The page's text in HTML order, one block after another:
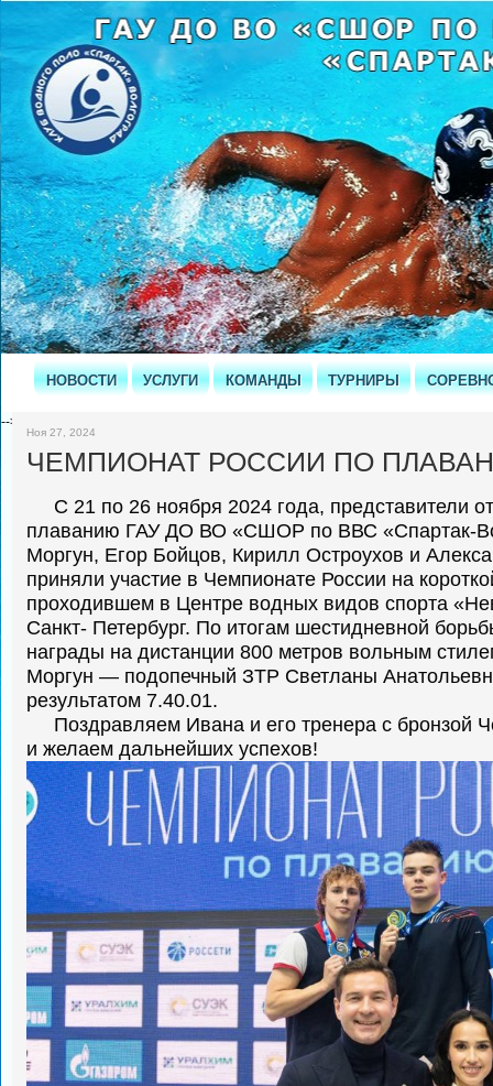
НОВОСТИ УСЛУГИ КОМАНДЫ ТУРНИРЫ
-->
Ноя 27, 2024
ЧЕМПИОНАТ РОССИИ ПО
С 21 по 26 ноября 2024 года, представители
плаванию ГАУ ДО ВО «СШОР по ВВС «Спартак-
Моргун, Егор Бойцов, Кирилл Остроухов и
приняли участие в Чемпионате России на
проходившем в Центре водных видов спорта
Санкт- Петербург. По итогам шестидневной
награды на дистанции 800 метров вольным
Моргун — подопечный ЗТР Светланы
результатом 7.40.01.
Поздравляем Ивана и его тренера с бронзой
и желаем дальнейших успехов!